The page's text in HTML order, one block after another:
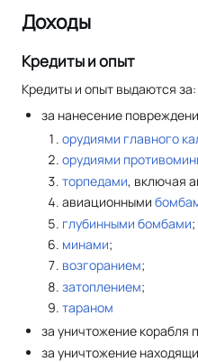
Доходы
Кредиты и опыт
Кредиты и опыт выдаются за:
за нанесение
орудиями главного
орудиями
торпедами, включая
авиационными
глубинными бомбами;
минами;
возгоранием;
затоплением;
тараном
за уничтожение
за уничтожение